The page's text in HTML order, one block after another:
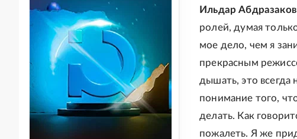
Ильдар
ролей, думая
мое дело, чем я
прекрасным
дышать, это всегда
понимание того,
делать. Как
пожалеть. Я же